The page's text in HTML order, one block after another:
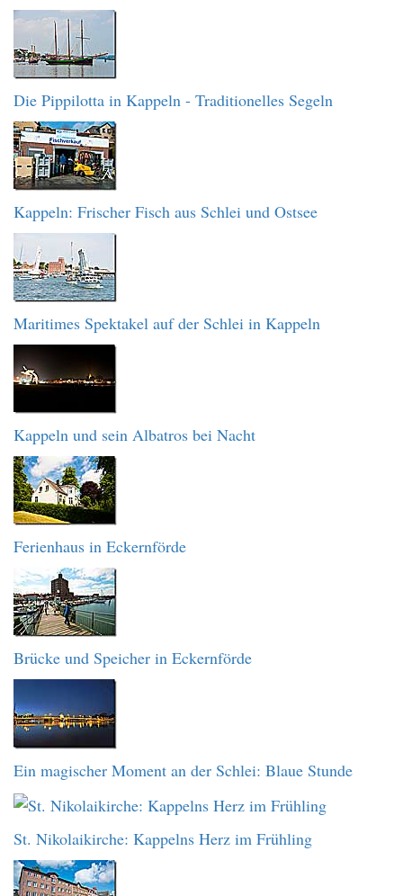
Die Pippilotta in Kappeln - Traditionelles Segeln
Kappeln: Frischer Fisch aus Schlei und Ostsee
Maritimes Spektakel auf der Schlei in Kappeln
Kappeln und sein Albatros bei Nacht
Ferienhaus in Eckernförde
Brücke und Speicher in Eckernförde
Ein magischer Moment an der Schlei: Blaue Stunde
St. Nikolaikirche: Kappelns Herz im Frühling